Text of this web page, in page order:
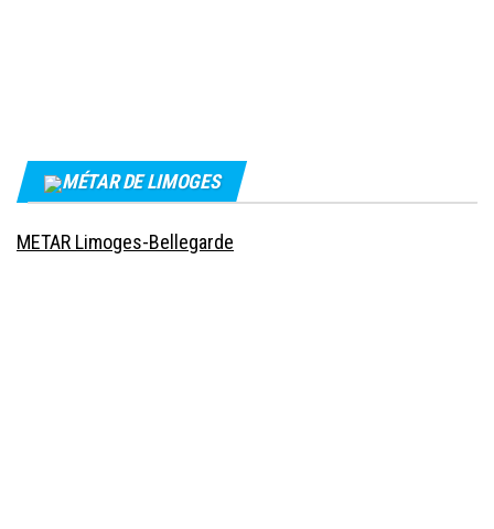
MÉTAR DE LIMOGES
METAR Limoges-Bellegarde